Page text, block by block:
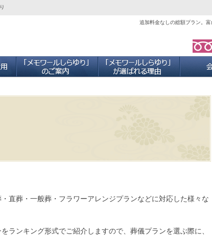
追加料金なしの総額プラン。
直葬・一般葬・フラワーアレンジプランなどに対応した様々な
ランキング形式でご紹介しますので、葬儀プランを選ぶ際に、
ご葬儀プラン・費用 「メモワールしらゆり」のご案内